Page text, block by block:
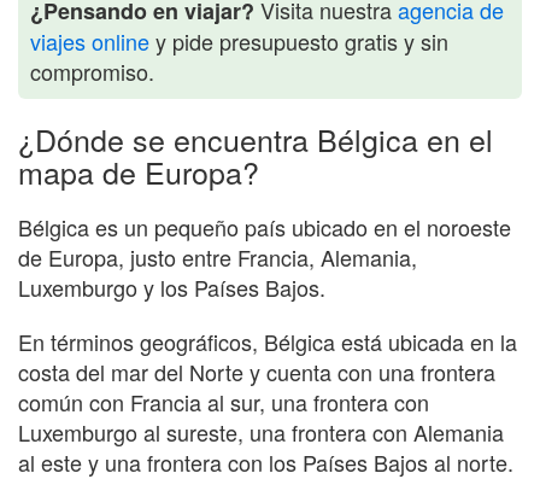
¿Pensando en viajar? Visita nuestraagencia de
viajes onliney pide presupuesto gratis y sin
compromiso.
¿Dónde se encuentra Bélgica en el
mapa de Europa?
Bélgica es un pequeño país ubicado en el noroeste
de Europa, justo entre Francia, Alemania,
Luxemburgo y los Países Bajos.
En términos geográficos, Bélgica está ubicada en la
costa del mar del Norte y cuenta con una frontera
común con Francia al sur, una frontera con
Luxemburgo al sureste, una frontera con Alemania
al este y una frontera con los Países Bajos al norte.